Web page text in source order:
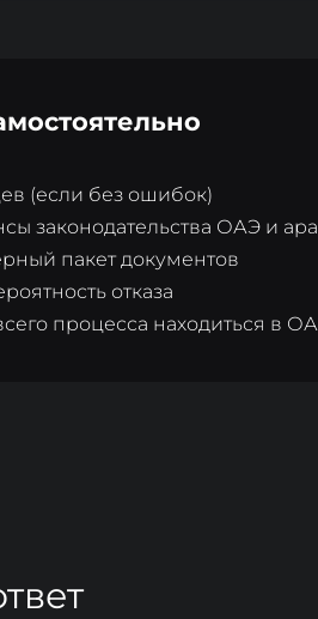
(если без ошибок)
законодательства ОАЭ и
пакет документов
отказа
процесса находиться в